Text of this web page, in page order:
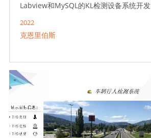
Labview和MySQL的KL检测设备系统开发
2022
克恩里伯斯